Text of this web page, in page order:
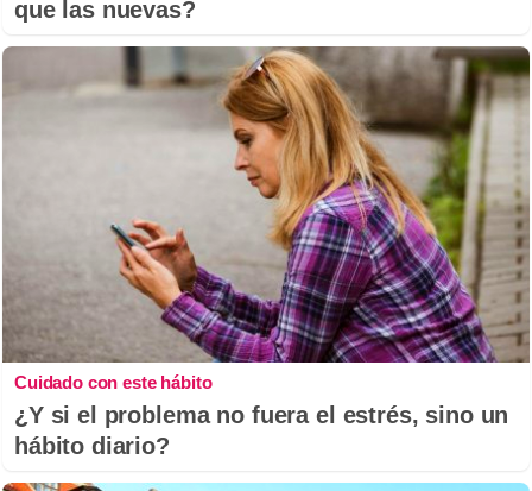
que las nuevas?
Cuidado con este hábito
¿Y si el problema no fuera el estrés, sino un
hábito diario?